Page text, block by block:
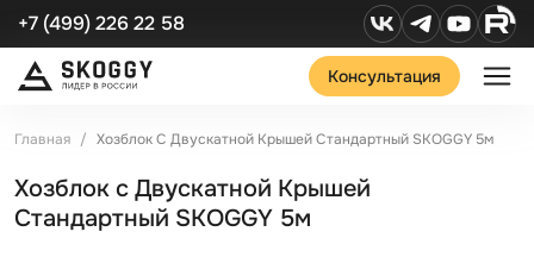
+7 (499) 226 22 58
Консультация
Главная Хозблок С Двускатной Крышей Стандартный SKOGGY 5м
Хозблок с Двускатной Крышей
Стандартный SKOGGY 5м